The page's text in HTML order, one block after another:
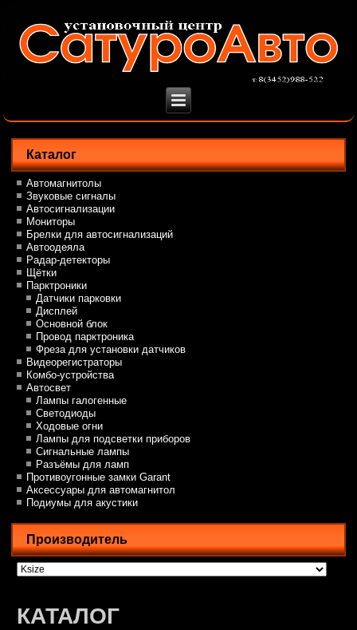
Каталог
Автомагнитолы
Звуковые сигналы
Автосигнализации
Мониторы
Брелки для автосигнализаций
Автоодеяла
Радар-детекторы
Щётки
Парктроники
Датчики парковки
Дисплей
Основной блок
Провод парктроника
Фреза для установки датчиков
Видеорегистраторы
Комбо-устройства
Автосвет
Лампы галогенные
Светодиоды
Ходовые огни
Лампы для подсветки приборов
Сигнальные лампы
Разъёмы для ламп
Противоугонные замки Garant
Аксессуары для автомагнитол
Подиумы для акустики
Производитель
КАТАЛОГ